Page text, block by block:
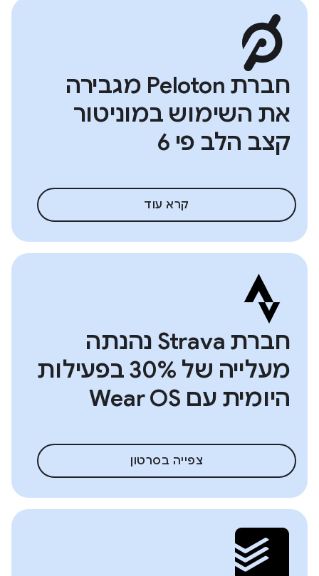
חברת Peloton מגבירה
את השימוש במוניטור
קצב הלב פי 6
קרא עוד
חברת Strava נהנתה
מעלייה של 30% בפעילות
היומית עם Wear OS
צפייה בסרטון